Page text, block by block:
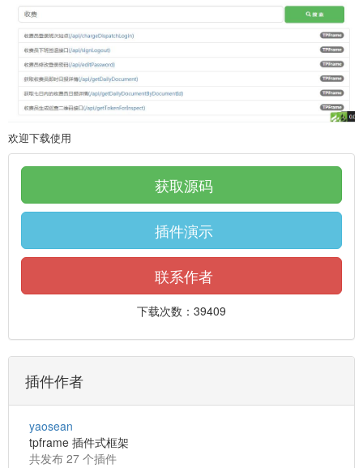
欢迎下载使用
获取源码
插件演示
联系作者
下载次数：39409
插件作者
yaosean
tpframe 插件式框架
共发布 27 个插件